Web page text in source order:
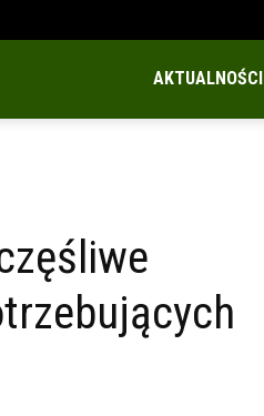
AKTUALNOŚCI